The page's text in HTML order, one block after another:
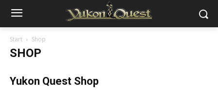
Start Shop
SHOP
Yukon Quest Shop